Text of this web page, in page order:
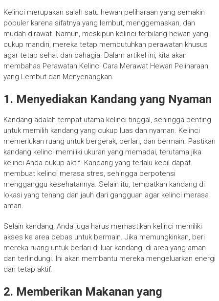
Kelinci merupakan salah satu hewan peliharaan yang semakin
populer karena sifatnya yang lembut, menggemaskan, dan
mudah dirawat. Namun, meskipun kelinci terbilang hewan yang
cukup mandiri, mereka tetap membutuhkan perawatan khusus
agar tetap sehat dan bahagia. Dalam artikel ini, kita akan
membahas Perawatan Kelinci Cara Merawat Hewan Peliharaan
yang Lembut dan Menyenangkan.
1. Menyediakan Kandang yang Nyaman
Kandang adalah tempat utama kelinci tinggal, sehingga penting
untuk memilih kandang yang cukup luas dan nyaman. Kelinci
memerlukan ruang untuk bergerak, berlari, dan bermain. Pastikan
kandang kelinci memiliki ukuran yang memadai, terutama jika
kelinci Anda cukup aktif. Kandang yang terlalu kecil dapat
membuat kelinci merasa stres, sehingga berpotensi
mengganggu kesehatannya. Selain itu, tempatkan kandang di
lokasi yang tenang dan jauh dari gangguan agar kelinci merasa
aman.
Selain kandang, Anda juga harus memastikan kelinci memiliki
akses ke area bebas untuk bermain. Jika memungkinkan, beri
mereka ruang untuk berlari di luar kandang, di area yang aman
dan terlindungi. Ini akan membantu mereka mengeluarkan energi
dan tetap aktif.
2. Memberikan Makanan yang